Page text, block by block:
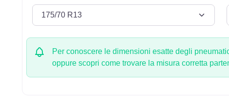
Per conoscere le dimensioni esatte degli
oppure scopri come trovare la misura corretta